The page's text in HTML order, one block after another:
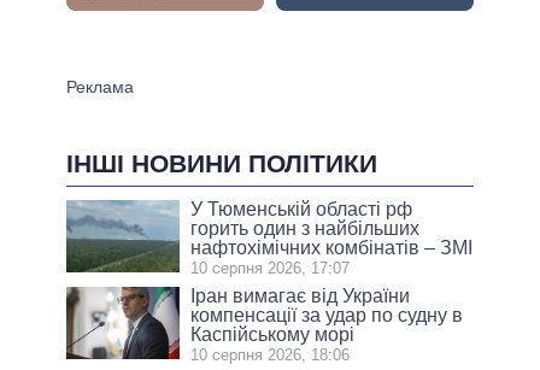
ІНШІ НОВИНИ ПОЛІТИКИ
У Тюменській області рф
горить один з найбільших
нафтохімічних комбінатів – ЗМІ
10 серпня 2026, 17:07
Іран вимагає від України
компенсації за удар по судну в
Каспійському морі
10 серпня 2026, 18:06